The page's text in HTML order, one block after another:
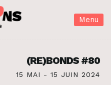
Menu
(RE)BONDS #80
15 MAI - 15 JUIN 2024